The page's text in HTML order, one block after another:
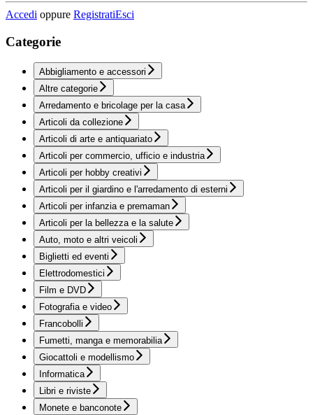
Accedi oppure RegistratiEsci
Categorie
Abbigliamento e accessori
Altre categorie
Arredamento e bricolage per la casa
Articoli da collezione
Articoli di arte e antiquariato
Articoli per commercio, ufficio e industria
Articoli per hobby creativi
Articoli per il giardino e l'arredamento di esterni
Articoli per infanzia e premaman
Articoli per la bellezza e la salute
Auto, moto e altri veicoli
Biglietti ed eventi
Elettrodomestici
Film e DVD
Fotografia e video
Francobolli
Fumetti, manga e memorabilia
Giocattoli e modellismo
Informatica
Libri e riviste
Monete e banconote